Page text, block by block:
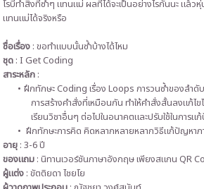
โรบี้ทำสิ่งที่ซ้ำๆ แทนแม่ ผลที่ได้จะเป็นอย่างไรกันนะ แล้ว
แทนแม่ได้จริงหรือ
ชื่อเรื่อง : ขอทำแบบนั้นซ้ำบ้างได้ไหม
ชุด : I Get Coding
สาระหลัก :
ฝึกทักษะ Coding เรื่อง Loops การวนซ้ำของลำดับ
การสร้างคำสั่งที่เหมือนกัน ทำให้คำสั่งสั้นลงแก้ไข
เรียนวิชาอื่นๆ ต่อไปในอนาคตและปรับใช้ในการแ
ฝึกทักษะการคิด คิดหลากหลายหลากวิธีแก้ปัญหาภ
อายุ : 3-6 ปี
ของแถม : นิทานเวอร์ชันภาษาอังกฤษ เพียงสแกน QR
ผู้แต่ง : ขัตติยดา ไชยโย